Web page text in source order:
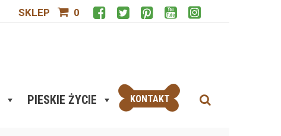
SKLEP 0
PIESKIE ŻYCIE KONTAKT